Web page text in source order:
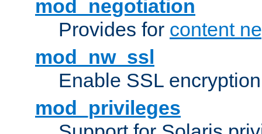
mod_negotiation
Provides for content
mod_nw_ssl
Enable SSL
mod_privileges